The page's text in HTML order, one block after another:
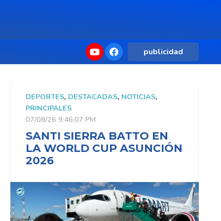
publicidad
DEPORTES, DESTACADAS, NOTICIAS,
PRINCIPALES
07/08/26 9:46:07 PM
SANTI SIERRA BATTO EN
LA WORLD CUP ASUNCIÓN
2026